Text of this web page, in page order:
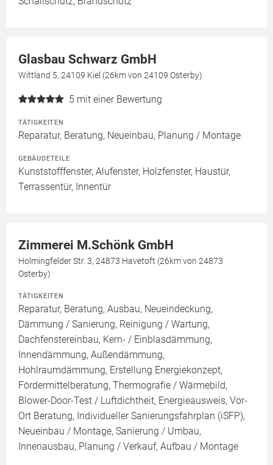
Glasbau Schwarz GmbH
Wittland 5, 24109 Kiel (26km von 24109 Osterby)
5 mit einer Bewertung
TÄTIGKEITEN
Reparatur, Beratung, Neueinbau, Planung / Montage
GEBÄUDETEILE
Kunststofffenster, Alufenster, Holzfenster, Haustür,
Terrassentür, Innentür
Zimmerei M.Schönk GmbH
Holmingfelder Str. 3, 24873 Havetoft (26km von 24873
Osterby)
TÄTIGKEITEN
Reparatur, Beratung, Ausbau, Neueindeckung,
Dämmung / Sanierung, Reinigung / Wartung,
Dachfenstereinbau, Kern- / Einblasdämmung,
Innendämmung, Außendämmung,
Hohlraumdämmung, Erstellung Energiekonzept,
Fördermittelberatung, Thermografie / Wärmebild,
Blower-Door-Test / Luftdichtheit, Energieausweis, Vor-
Ort Beratung, Individueller Sanierungsfahrplan (iSFP),
Neueinbau / Montage, Sanierung / Umbau,
Innenausbau, Planung / Verkauf, Aufbau / Montage